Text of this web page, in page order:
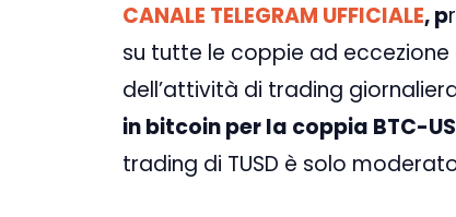
CANALE TELEGRAM UFFICIALE, p
su tutte le coppie ad eccezione
dell’attività di trading
in bitcoin per la coppia BTC-
trading di TUSD è solo